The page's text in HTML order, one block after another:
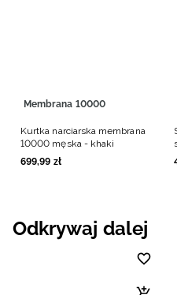
Membrana 10000
Kurtka narciarska membrana
10000 męska - khaki
699,99 zł
Odkrywaj dalej